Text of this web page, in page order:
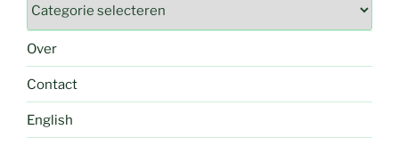
Over
Contact
English